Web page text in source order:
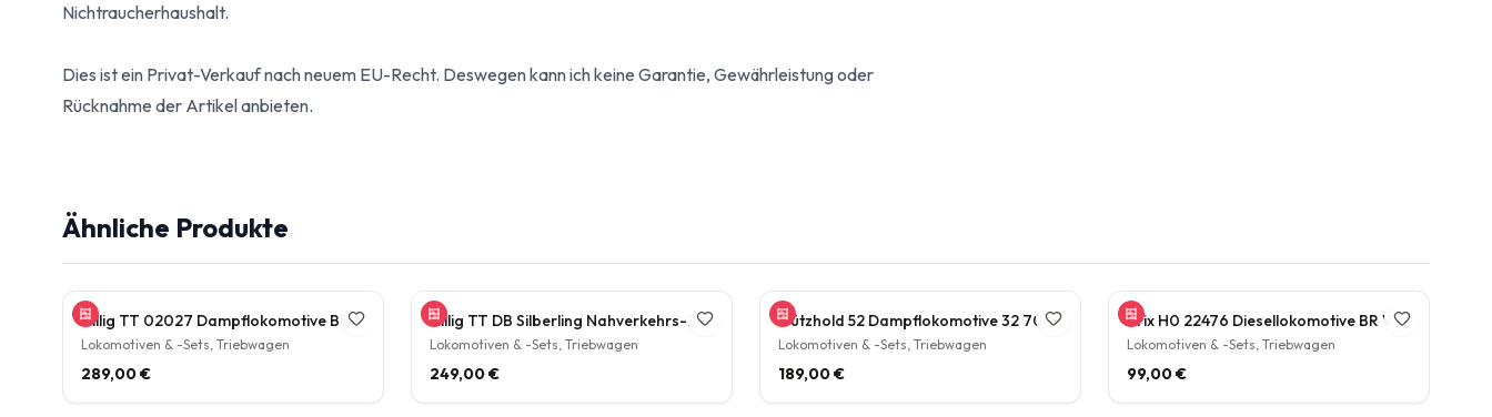
Nichtraucherhaushalt.
Dies ist ein Privat-Verkauf nach neuem EU-Recht. Deswegen kann ich keine Garantie, Gewährleistung oder
Rücknahme der Artikel anbieten.
Ähnliche Produkte
Tillig TT 02027 Dampflokomotive BR 38.10 der DB Epoche III Personenzuglok Schlepptender rarität
Lokomotiven & -Sets, Triebwagen
289,00 €
Tillig TT DB Silberling Nahverkehrs-Zugset 4-teilig Steuerwagen Hasenkasten Köln HBF Epoche IV rarität
Lokomotiven & -Sets, Triebwagen
249,00 €
Gützhold 52 Dampflokomotive 32 700 DB Tender Epoche III DC NEM H0 1:87
Lokomotiven & -Sets, Triebwagen
189,00 €
Trix H0 22476 Diesellokomotive BR V160 003 DB NEM Epoche IV H0 1:87
Lokomotiven & -Sets, Triebwagen
99,00 €